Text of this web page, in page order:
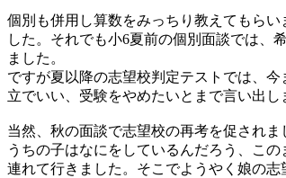
個別も併用し算数をみっちり教えてもら
した。それでも小6夏前の個別面談では、
ました。
ですが夏以降の志望校判定テストでは、
立でいい、受験をやめたいとまで言い出し
当然、秋の面談で志望校の再考を促され
うちの子はなにをしているんだろう、こ
連れて行きました。そこでようやく娘の志